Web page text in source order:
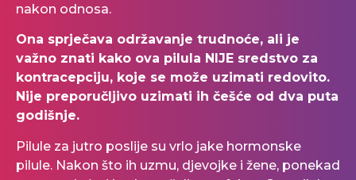
nakon odnosa.
Ona sprječava održavanje trudnoće, ali je
važno znati kako ova pilula NIJE sredstvo za
kontracepciju, koje se može uzimati redovito.
Nije preporučljivo uzimati ih češće od dva puta
godišnje.
Pilule za jutro poslije su vrlo jake hormonske
pilule. Nakon što ih uzmu, djevojke i žene, ponekad